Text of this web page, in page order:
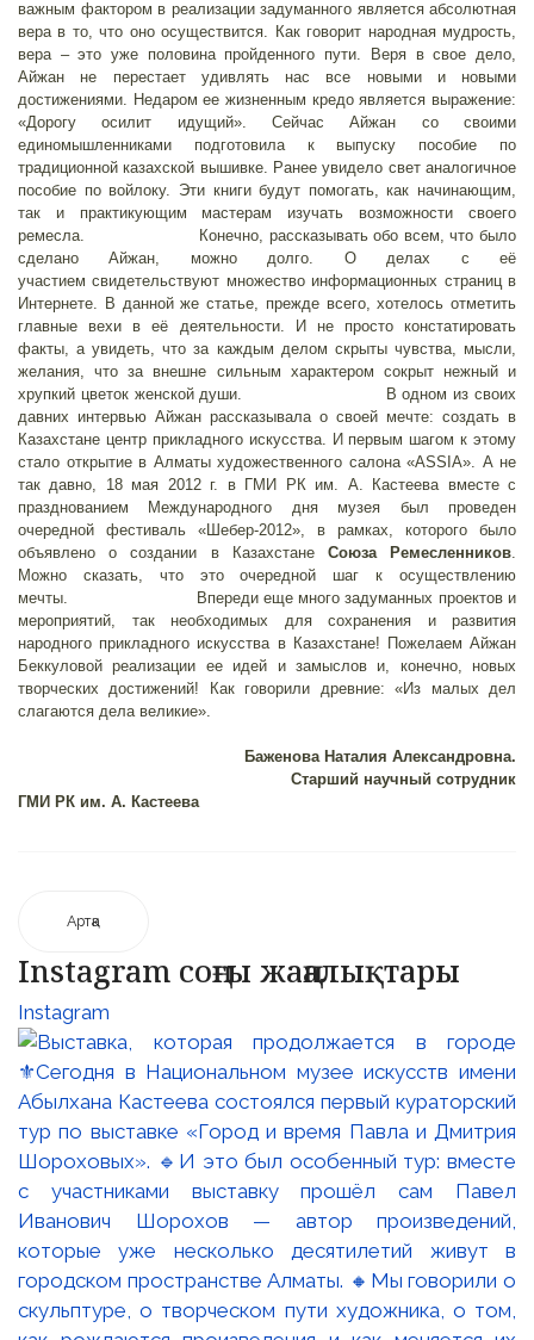
важным фактором в реализации задуманного является абсолютная
вера в то, что оно осуществится. Как говорит народная мудрость,
вера – это уже половина пройденного пути. Веря в свое дело,
Айжан не перестает удивлять нас все новыми и новыми
достижениями. Недаром ее жизненным кредо является выражение:
«Дорогу осилит идущий». Сейчас Айжан со своими
единомышленниками подготовила к выпуску пособие по
традиционной казахской вышивке. Ранее увидело свет аналогичное
пособие по войлоку. Эти книги будут помогать, как начинающим,
так и практикующим мастерам изучать возможности своего
ремесла. Конечно, рассказывать обо всем, что было
сделано Айжан, можно долго. О делах с её
участием свидетельствуют множество информационных страниц в
Интернете. В данной же статье, прежде всего, хотелось отметить
главные вехи в её деятельности. И не просто констатировать
факты, а увидеть, что за каждым делом скрыты чувства, мысли,
желания, что за внешне сильным характером сокрыт нежный и
хрупкий цветок женской души. В одном из своих
давних интервью Айжан рассказывала о своей мечте: создать в
Казахстане центр прикладного искусства. И первым шагом к этому
стало открытие в Алматы художественного салона «ASSIA». А не
так давно, 18 мая 2012 г. в ГМИ РК им. А. Кастеева вместе с
празднованием Международного дня музея был проведен
очередной фестиваль «Шебер-2012», в рамках, которого было
объявлено о создании в Казахстане Союза Ремесленников.
Можно сказать, что это очередной шаг к осуществлению
мечты. Впереди еще много задуманных проектов и
мероприятий, так необходимых для сохранения и развития
народного прикладного искусства в Казахстане! Пожелаем Айжан
Беккуловой реализации ее идей и замыслов и, конечно, новых
творческих достижений! Как говорили древние: «Из малых дел
слагаются дела великие».
Баженова Наталия Александровна.
Старший научный сотрудник
ГМИ РК им. А. Кастеева
Артқа
Instagram соңғы жаңалықтары
Instagram